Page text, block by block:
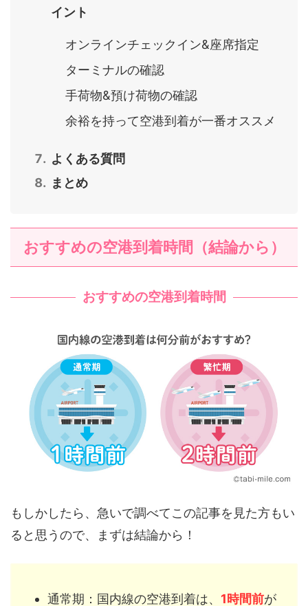
イント
オンラインチェックイン&座席指定
ターミナルの確認
手荷物&預け荷物の確認
余裕を持って空港到着が一番オススメ
よくある質問
まとめ
おすすめの空港到着時間（結論から）
おすすめの空港到着時間
もしかしたら、急いで調べてこの記事を見た方もい
ると思うので、まずは結論から！
通常期：国内線の空港到着は、 1時間前が